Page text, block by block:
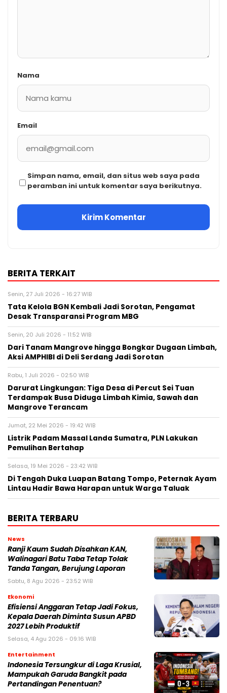
Nama
Email
Simpan nama, email, dan situs web saya pada
peramban ini untuk komentar saya berikutnya.
BERITA TERKAIT
Senin, 27 Juli 2026 - 16:27 WIB
Tata Kelola BGN Kembali Jadi Sorotan, Pengamat
Desak Transparansi Program MBG
Senin, 20 Juli 2026 - 11:52 WIB
Dari Tanam Mangrove hingga Bongkar Dugaan Limbah,
Aksi AMPHIBI di Deli Serdang Jadi Sorotan
Rabu, 1 Juli 2026 - 02:50 WIB
Darurat Lingkungan: Tiga Desa di Percut Sei Tuan
Terdampak Busa Diduga Limbah Kimia, Sawah dan
Mangrove Terancam
Jumat, 22 Mei 2026 - 19:42 WIB
Listrik Padam Massal Landa Sumatra, PLN Lakukan
Pemulihan Bertahap
Selasa, 19 Mei 2026 - 23:42 WIB
Di Tengah Duka Luapan Batang Tompo, Peternak Ayam
Lintau Hadir Bawa Harapan untuk Warga Taluak
BERITA TERBARU
News
Ranji Kaum Sudah Disahkan KAN,
Walinagari Batu Taba Tetap Tolak
Tanda Tangan, Berujung Laporan
Sabtu, 8 Agu 2026 - 23:52 WIB
Ekonomi
Efisiensi Anggaran Tetap Jadi Fokus,
Kepala Daerah Diminta Susun APBD
2027 Lebih Produktif
Selasa, 4 Agu 2026 - 09:16 WIB
Entertainment
Indonesia Tersungkur di Laga Krusial,
Mampukah Garuda Bangkit pada
Pertandingan Penentuan?